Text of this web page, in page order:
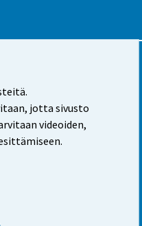
jotta sivusto
videoiden,